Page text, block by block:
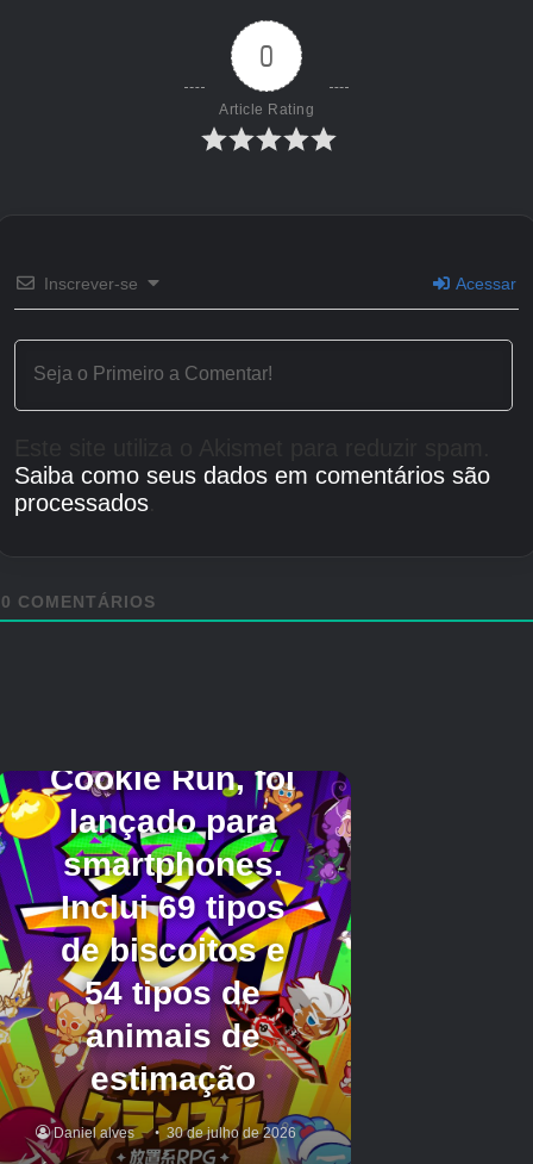
Além disso, leia nossas novidades sobre Medal
Hunter, um novo jogo de tiro PvP móvel.
Créditos Autor
0
Article Rating
Inscrever-se Acessar
Saiba como seus dados em comentários são
processados.
0 COMENTÁRIOS